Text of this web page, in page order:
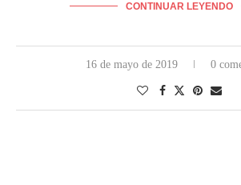
CONTINUAR LEYENDO
16 de mayo de 2019 0